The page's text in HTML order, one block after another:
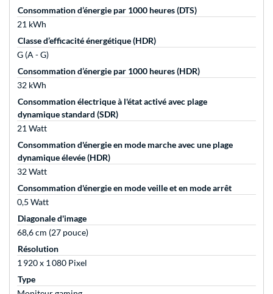
Consommation d’énergie par 1000 heures (DTS)
21 kWh
Classe d’efficacité énergétique (HDR)
G (A - G)
Consommation d’énergie par 1000 heures (HDR)
32 kWh
Consommation électrique à l'état activé avec plage
dynamique standard (SDR)
21 Watt
Consommation d'énergie en mode marche avec une plage
dynamique élevée (HDR)
32 Watt
Consommation d'énergie en mode veille et en mode arrêt
0,5 Watt
Diagonale d'image
68,6 cm (27 pouce)
Résolution
1 920 x 1 080 Pixel
Type